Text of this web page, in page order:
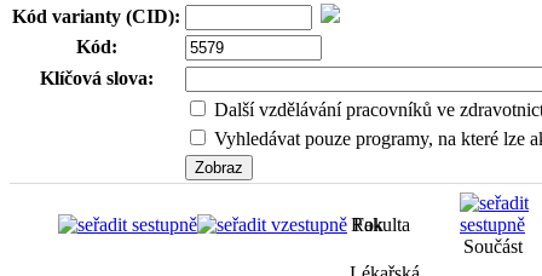
Kód varianty (CID):
Kód:
Klíčová slova:
Další vzdělávání pracovníků ve
Vyhledávat pouze programy, na které lze
Rok
Fakulta
Součást